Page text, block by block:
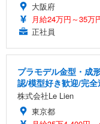
大阪府
月給24万円～35万
正社員
プラモデル金型・成
認/模型好き歓迎/完
株式会社Le Lien
東京都